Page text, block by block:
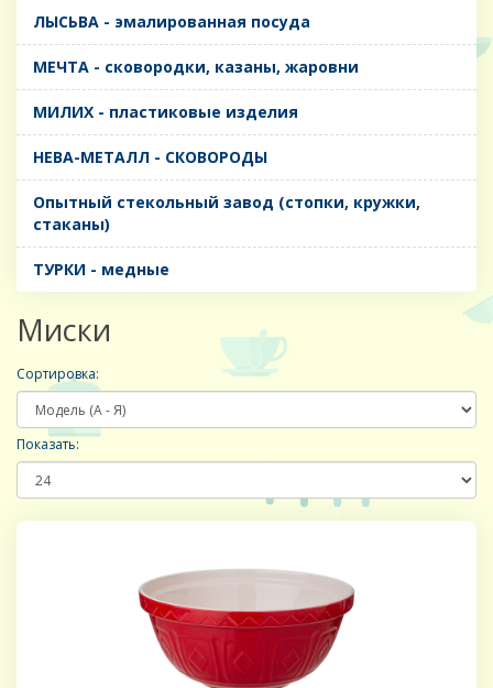
ЛЫСЬВА - эмалированная посуда
МЕЧТА - сковородки, казаны, жаровни
МИЛИХ - пластиковые изделия
НЕВА-МЕТАЛЛ - СКОВОРОДЫ
Опытный стекольный завод (стопки, кружки,
стаканы)
ТУРКИ - медные
Миски
Сортировка:
Показать: